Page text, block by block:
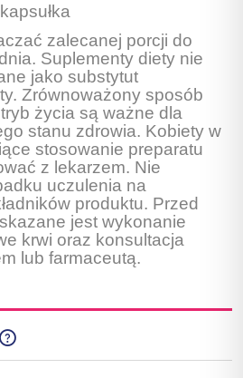
zalecanej porcji do
Suplementy diety nie
jako substytut
Zrównoważony sposób
życia są ważne dla
stanu zdrowia. Kobiety w
stosowanie preparatu
z lekarzem. Nie
uczulenia na
produktu. Przed
jest wykonanie
krwi oraz konsultacja
lub farmaceutą.
kosztów płatności